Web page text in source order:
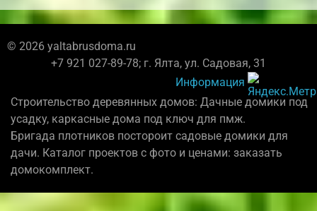
© 2026 yaltabrusdoma.ru
+7 921 027-89-78; г. Ялта, ул. Садовая, 31
Информация
Строительство деревянных домов: Дачные домики под
усадку, каркасные дома под ключ для пмж.
Бригада плотников постороит садовые домики для
дачи. Каталог проектов с фото и ценами: заказать
домокомплект.